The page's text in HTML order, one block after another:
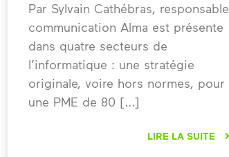
Par Sylvain Cathébras, responsable
communication Alma est présente
dans quatre secteurs de
l’informatique : une stratégie
originale, voire hors normes, pour
une PME de 80
LIRE LA SUITE